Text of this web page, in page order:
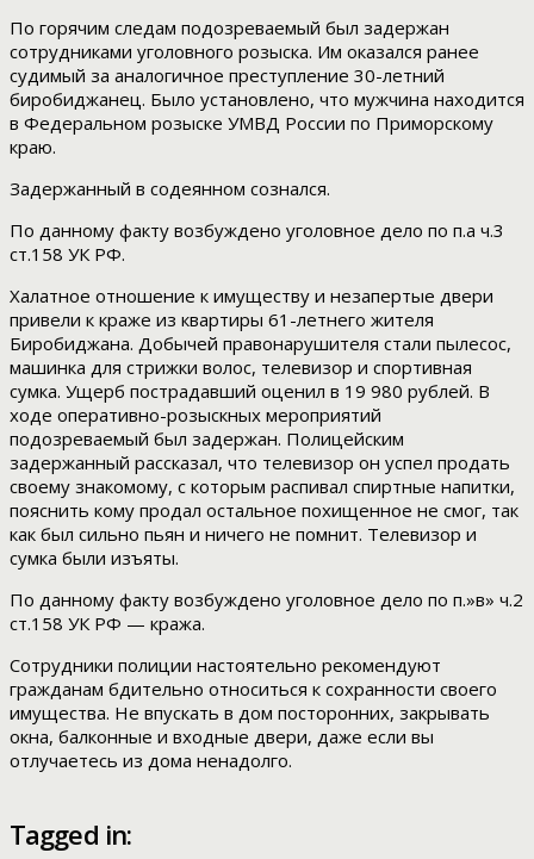
По горячим следам подозреваемый был задержан
сотрудниками уголовного розыска. Им оказался ранее
судимый за аналогичное преступление 30-летний
биробиджанец. Было установлено, что мужчина находится
в Федеральном розыске УМВД России по Приморскому
краю.
Задержанный в содеянном сознался.
По данному факту возбуждено уголовное дело по п.а ч.3
ст.158 УК РФ.
Халатное отношение к имуществу и незапертые двери
привели к краже из квартиры 61-летнего жителя
Биробиджана. Добычей правонарушителя стали пылесос,
машинка для стрижки волос, телевизор и спортивная
сумка. Ущерб пострадавший оценил в 19 980 рублей. В
ходе оперативно-розыскных мероприятий
подозреваемый был задержан. Полицейским
задержанный рассказал, что телевизор он успел продать
своему знакомому, с которым распивал спиртные напитки,
пояснить кому продал остальное похищенное не смог, так
как был сильно пьян и ничего не помнит. Телевизор и
сумка были изъяты.
По данному факту возбуждено уголовное дело по п.»в» ч.2
ст.158 УК РФ — кража.
Сотрудники полиции настоятельно рекомендуют
гражданам бдительно относиться к сохранности своего
имущества. Не впускать в дом посторонних, закрывать
окна, балконные и входные двери, даже если вы
отлучаетесь из дома ненадолго.
Tagged in: